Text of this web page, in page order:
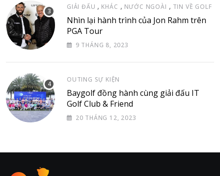
GIẢI ĐẤU , KHÁC , NƯỚC NGOÀI , TIN VỀ GOLF
Nhìn lại hành trình của Jon Rahm trên
PGA Tour
9 THÁNG 8, 2023
OUTING SỰ KIỆN
Baygolf đồng hành cùng giải đấu IT
Golf Club & Friend
20 THÁNG 12, 2023